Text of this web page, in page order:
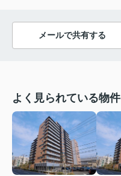
メールで共有する
よく見られている物件